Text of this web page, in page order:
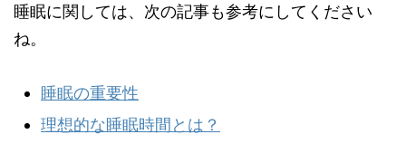
睡眠に関しては、次の記事も参考にしてください
ね。
睡眠の重要性
理想的な睡眠時間とは？